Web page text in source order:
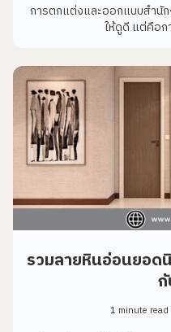
การตกแต่งและออกแบบสำนั
ให้ดูดี แต่คือก
รวมลายหินอ่อนยอด
1 minute read